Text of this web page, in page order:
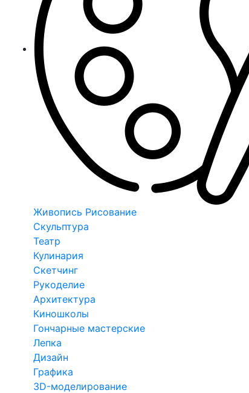
Живопись Рисование
Скульптура
Театр
Кулинария
Скетчинг
Рукоделие
Архитектура
Киношколы
Гончарные мастерские
Лепка
Дизайн
Графика
3D-моделирование